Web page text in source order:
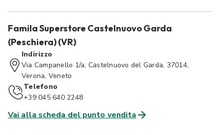
Famila Superstore Castelnuovo Garda
(Peschiera) (VR)
Indirizzo
Via Campanello 1/a, Castelnuovo del Garda, 37014,
Verona, Veneto
Telefono
+39 045 640 2248
Vai alla scheda del punto vendita